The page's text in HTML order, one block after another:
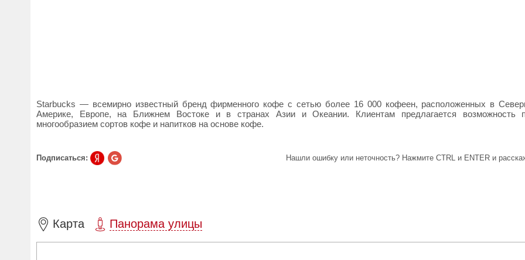
Starbucks — всемирно известный бренд фирменного кофе с сетью более 16 000 кофеен, расположенных в
Америке, Европе, на Ближнем Востоке и в странах Азии и Океании. Клиентам предлагается возможность
многообразием сортов кофе и напитков на основе кофе.
Подписаться: Нашли ошибку или неточность? Нажмите CTRL и ENTER и
Карта Панорама улицы